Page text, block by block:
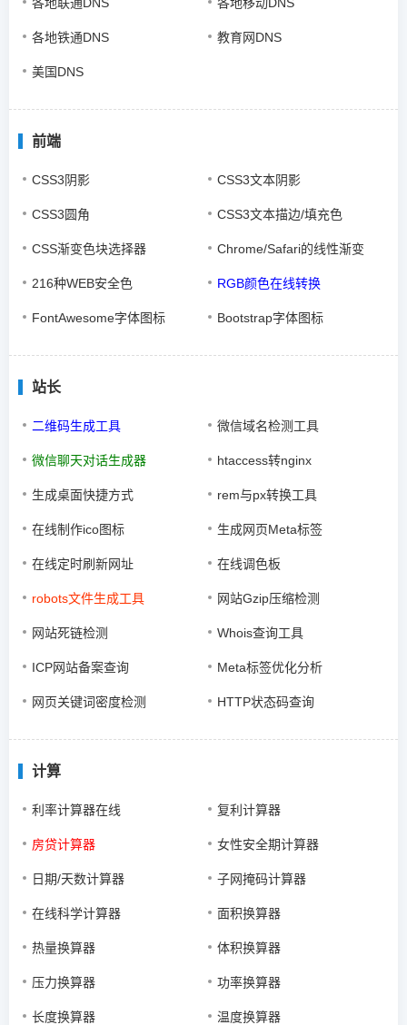
各地铁通DNS 教育网DNS
美国DNS
前端
CSS3阴影 CSS3文本阴影
CSS3圆角 CSS3文本描边/填充色
CSS渐变色块选择器 Chrome/Safari的线性渐变
216种WEB安全色 RGB颜色在线转换
FontAwesome字体图标 Bootstrap字体图标
站长
二维码生成工具 微信域名检测工具
微信聊天对话生成器 htaccess转nginx
生成桌面快捷方式 rem与px转换工具
在线制作ico图标 生成网页Meta标签
在线定时刷新网址 在线调色板
robots文件生成工具 网站Gzip压缩检测
网站死链检测 Whois查询工具
ICP网站备案查询 Meta标签优化分析
网页关键词密度检测 HTTP状态码查询
计算
利率计算器在线 复利计算器
房贷计算器 女性安全期计算器
日期/天数计算器 子网掩码计算器
在线科学计算器 面积换算器
热量换算器 体积换算器
压力换算器 功率换算器
长度换算器 温度换算器